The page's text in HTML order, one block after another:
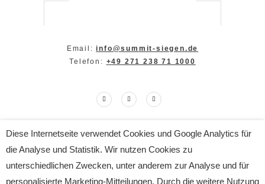
Email:info@summit-siegen.de
Telefon: +49 271 238 71 1000
Copyright The SUMMIT 2024
All Rights Reserved
Impressum|Datenschutz
Diese Internetseite verwendet Cookies und Google Analytics für
die Analyse und Statistik. Wir nutzen Cookies zu
unterschiedlichen Zwecken, unter anderem zur Analyse und für
personalisierte Marketing-Mitteilungen. Durch die weitere Nutzung